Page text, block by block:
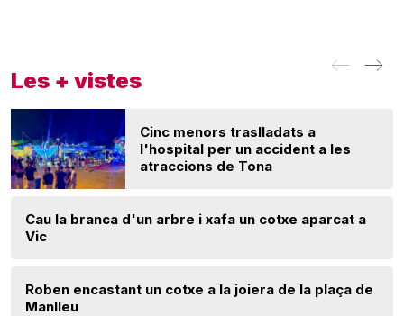
Les + vistes
Cinc menors traslladats a
l'hospital per un accident a les
atraccions de Tona
Cau la branca d'un arbre i xafa un cotxe aparcat a
Vic
Roben encastant un cotxe a la joiera de la plaça de
Manlleu